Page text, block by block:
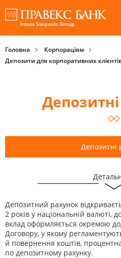
Головна
Корпораціям
Депозити для корпоративних
Депозитні
Документи клієнта для
Депозитний рахунок
2 років у національній валюті,
вклад оформляється окремою
Договору, у якому
й повернення коштів,
по депозитному рахунку.